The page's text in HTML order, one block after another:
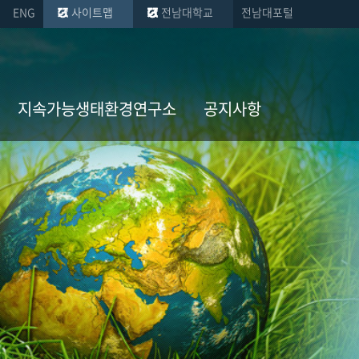
ENG 사이트맵 전남대학교 전남대포털
리
지속가능생태환경연구소
설립 목적 및 배경
조직도
규정 및 제정
연구소식
연구소 갤러리
공지사항
공지사항(대학)
공지사항(학과)
진로정보